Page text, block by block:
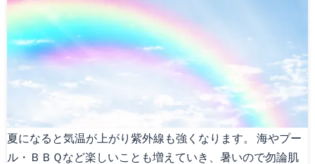
Canna1番人気メニュー
スタッフ募集
天神院情報
夏になると気温が上がり紫外線も強くなります。 海やプー
ル・ＢＢＱなど楽しいことも増えていき、暑いので勿論肌